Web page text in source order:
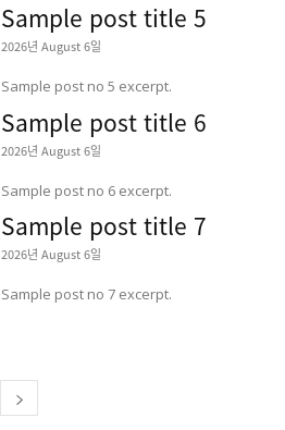
Sample post title 5
2026년 August 6일
Sample post no 5 excerpt.
Sample post title 6
2026년 August 6일
Sample post no 6 excerpt.
Sample post title 7
2026년 August 6일
Sample post no 7 excerpt.